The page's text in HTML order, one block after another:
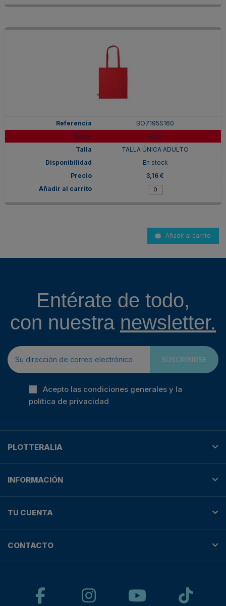
BO7195S160
Rojo
TALLA ÚNICA ADULTO
En stock
3,16 €
Añadir al carrito
Entérate de todo,
con nuestra newsletter.
SUSCRIBIRSE
Acepto las condiciones generales y la
política de privacidad
PLOTTERALIA
INFORMACIÓN
TU CUENTA
CONTACTO